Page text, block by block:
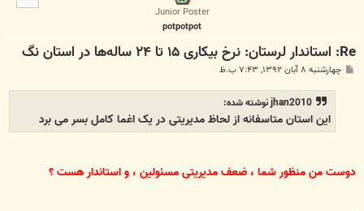
Junior Poster
potpotpot
Re: استاندار لرستان: نرخ بیکاری ۱۵ تا ۲۴ ساله‌ها در استان نگ
پ چهارشنبه ۸ آبان ۱۳۹۲, ۷:۴۳ ب.ظ
jhan2010 نوشته شده:
این استان متاسفانه از لحاظ مدیریتی در یک اغما کامل بسر می برد
دوست من منظور شما ، ضعف مدیریتی مسئولین ، و استاندار هست ؟